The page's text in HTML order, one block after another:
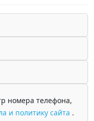
номера телефона,
и политику сайта .